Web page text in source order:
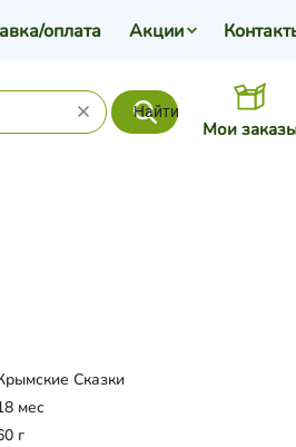
Найти
Мои
оплата Акции
Сказки
мес
г